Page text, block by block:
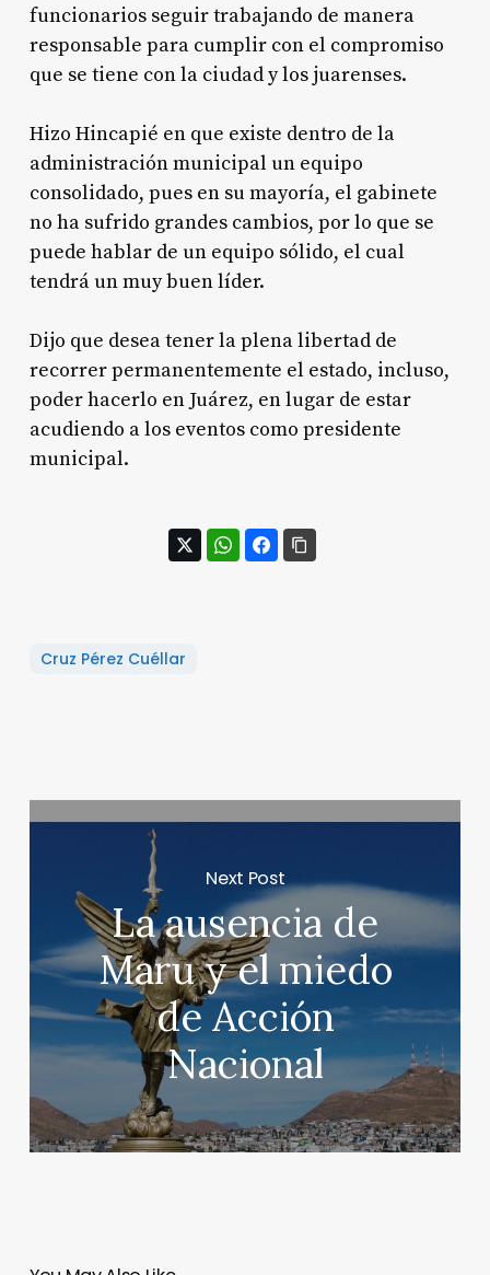
funcionarios seguir trabajando de manera
responsable para cumplir con el compromiso
que se tiene con la ciudad y los juarenses.
Hizo Hincapié en que existe dentro de la
administración municipal un equipo
consolidado, pues en su mayoría, el gabinete
no ha sufrido grandes cambios, por lo que se
puede hablar de un equipo sólido, el cual
tendrá un muy buen líder.
Dijo que desea tener la plena libertad de
recorrer permanentemente el estado, incluso,
poder hacerlo en Juárez, en lugar de estar
acudiendo a los eventos como presidente
municipal.
Cruz Pérez Cuéllar
Next Post
La ausencia de
Maru y el miedo
de Acción
Nacional